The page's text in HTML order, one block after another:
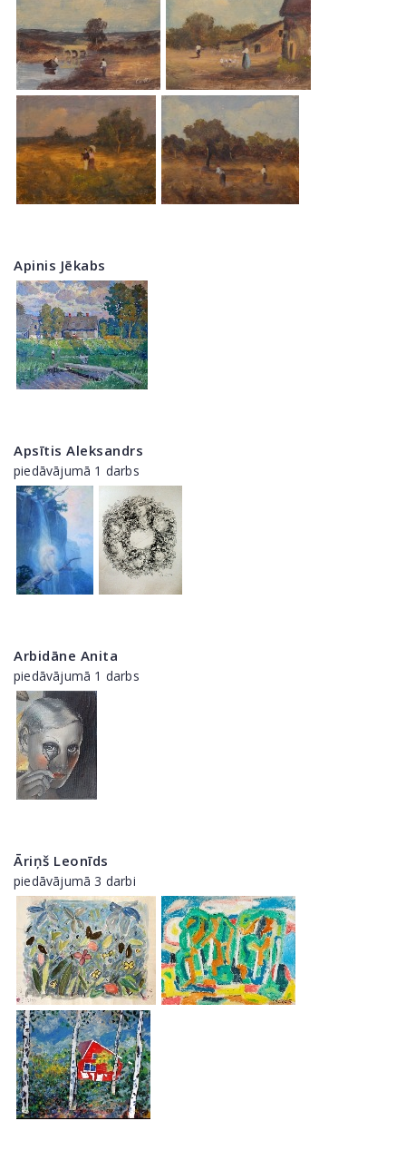
Apinis Jēkabs
Apsītis Aleksandrs
piedāvājumā 1 darbs
Arbidāne Anita
piedāvājumā 1 darbs
Āriņš Leonīds
piedāvājumā 3 darbi